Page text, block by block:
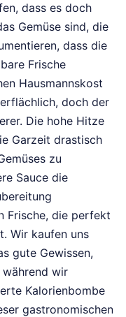
dass es doch
Gemüse sind, die
dass die
Frische
Hausmannskost
doch der
Die hohe Hitze
Garzeit drastisch
zu
Sauce die
Frische, die perfekt
Wir kaufen uns
gute Gewissen,
während wir
Kalorienbombe
gastronomischen